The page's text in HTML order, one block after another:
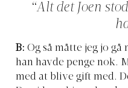
“Alt det Joen
B: Og så måtte jeg jo
han havde penge nok.
med at blive gift med.